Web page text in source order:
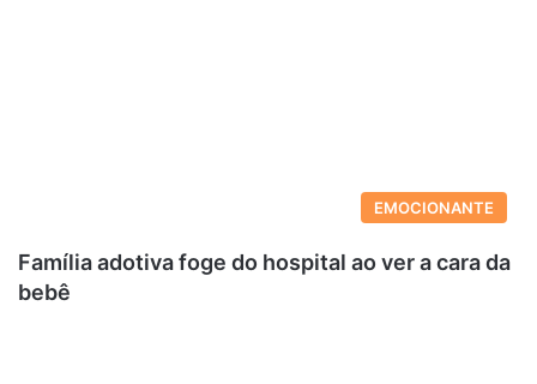
EMOCIONANTE
Família adotiva foge do hospital ao ver a cara da
bebê